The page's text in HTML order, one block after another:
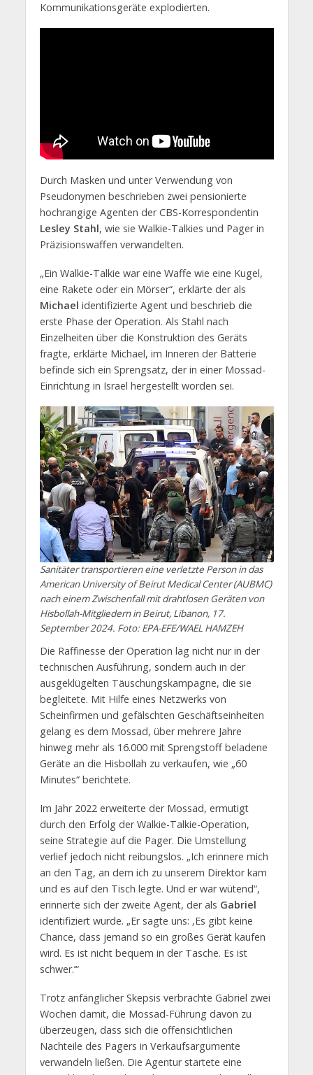
Kommunikationsgeräte explodierten.
Durch Masken und unter Verwendung von
Pseudonymen beschrieben zwei pensionierte
hochrangige Agenten der CBS-Korrespondentin
Lesley Stahl, wie sie Walkie-Talkies und Pager in
Präzisionswaffen verwandelten.
„Ein Walkie-Talkie war eine Waffe wie eine Kugel,
eine Rakete oder ein Mörser“, erklärte der als
Michael identifizierte Agent und beschrieb die
erste Phase der Operation. Als Stahl nach
Einzelheiten über die Konstruktion des Geräts
fragte, erklärte Michael, im Inneren der Batterie
befinde sich ein Sprengsatz, der in einer Mossad-
Einrichtung in Israel hergestellt worden sei.
Sanitäter transportieren eine verletzte Person in das
American University of Beirut Medical Center (AUBMC)
nach einem Zwischenfall mit drahtlosen Geräten von
Hisbollah-Mitgliedern in Beirut, Libanon, 17.
September 2024. Foto: EPA-EFE/WAEL HAMZEH
Die Raffinesse der Operation lag nicht nur in der
technischen Ausführung, sondern auch in der
ausgeklügelten Täuschungskampagne, die sie
begleitete. Mit Hilfe eines Netzwerks von
Scheinfirmen und gefälschten Geschäftseinheiten
gelang es dem Mossad, über mehrere Jahre
hinweg mehr als 16.000 mit Sprengstoff beladene
Geräte an die Hisbollah zu verkaufen, wie „60
Minutes“ berichtete.
Im Jahr 2022 erweiterte der Mossad, ermutigt
durch den Erfolg der Walkie-Talkie-Operation,
seine Strategie auf die Pager. Die Umstellung
verlief jedoch nicht reibungslos. „Ich erinnere mich
an den Tag, an dem ich zu unserem Direktor kam
und es auf den Tisch legte. Und er war wütend“,
erinnerte sich der zweite Agent, der als Gabriel
identifiziert wurde. „Er sagte uns: ‚Es gibt keine
Chance, dass jemand so ein großes Gerät kaufen
wird. Es ist nicht bequem in der Tasche. Es ist
schwer.’“
Trotz anfänglicher Skepsis verbrachte Gabriel zwei
Wochen damit, die Mossad-Führung davon zu
überzeugen, dass sich die offensichtlichen
Nachteile des Pagers in Verkaufsargumente
verwandeln ließen. Die Agentur startete eine